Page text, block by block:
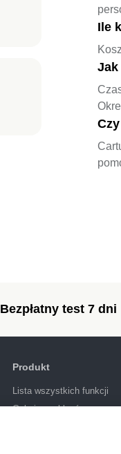
Ile
Bezpłatny test 7 dni
Produkt
Lista wszystkich funkcji
Galeria szablonów